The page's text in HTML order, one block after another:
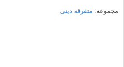
مجموعه: متفرقه دینی